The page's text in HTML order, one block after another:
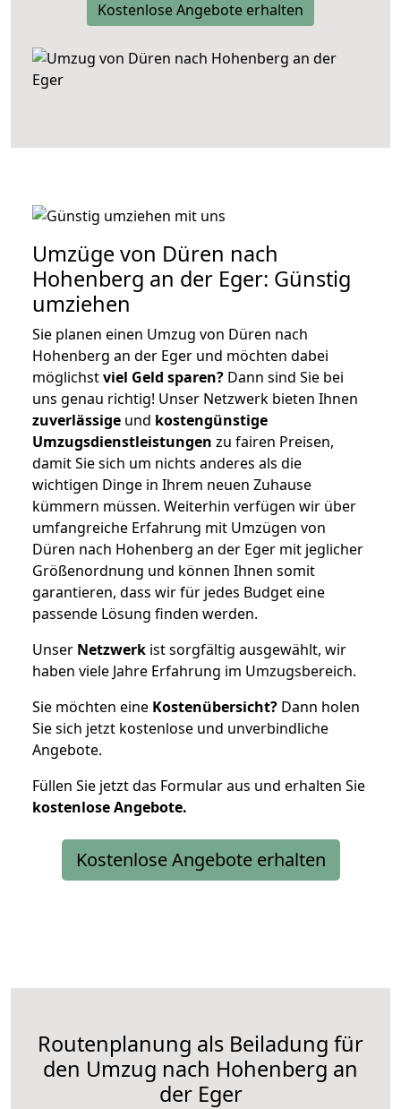
Kostenlose Angebote erhalten
Umzüge von Düren nach
Hohenberg an der Eger: Günstig
umziehen
Sie planen einen Umzug von Düren nach
Hohenberg an der Eger und möchten dabei
möglichstviel Geld sparen? Dann sind Sie bei
uns genau richtig! Unser Netzwerk bieten Ihnen
zuverlässige und kostengünstige
Umzugsdienstleistungen zu fairen Preisen,
damit Sie sich um nichts anderes als die
wichtigen Dinge in Ihrem neuen Zuhause
kümmern müssen. Weiterhin verfügen wir über
umfangreiche Erfahrung mit Umzügen von
Düren nach Hohenberg an der Eger mit jeglicher
Größenordnung und können Ihnen somit
garantieren, dass wir für jedes Budget eine
passende Lösung finden werden.
Unser Netzwerk ist sorgfältig ausgewählt, wir
haben viele Jahre Erfahrung im Umzugsbereich.
Sie möchten eine Kostenübersicht? Dann holen
Sie sich jetzt kostenlose und unverbindliche
Angebote.
Füllen Sie jetzt das Formular aus und erhalten Sie
kostenloseAngebote.
Kostenlose Angebote erhalten
Routenplanung als Beiladung für
den Umzug nach Hohenberg an
der Eger